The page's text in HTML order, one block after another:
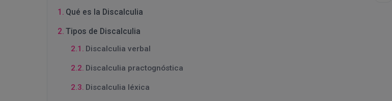
Qué es la Discalculia
Tipos de Discalculia
Discalculia verbal
Discalculia practognóstica
Discalculia léxica